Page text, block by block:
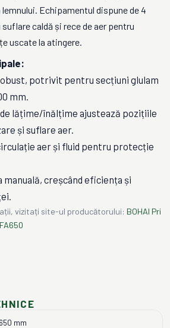
Echipamentul dispune de 4
caldă și rece de aer pentru
uscate la atingere.
potrivit pentru secțiuni glulam
mm.
lățime/înălțime ajustează pozițiile
și suflare aer.
aer și fluid pentru protecție
manuală, creșcând eficiența și
vizitați site-ul producătorului: BOHAI Pri
mm